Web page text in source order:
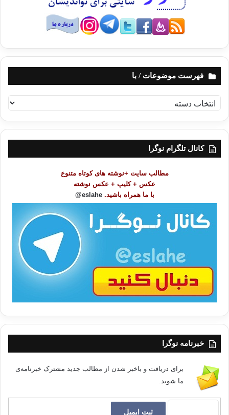
فهرست موضوعات / با
ه
ر
کانال تلگرام نوگرا
مطالب سایت +نوشته های کوتاه متنوع
عکس + کلیپ + عکس نوشته
با ما همراه باشید. eslahe@
خبرنامه نوگرا
برای دریافت و باخبر شدن از مطالب جدید مشترک خبرنامه‌ی
ما شوید.